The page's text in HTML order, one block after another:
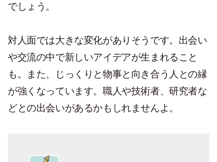
でしょう。
対人面では大きな変化がありそうです。出会い
や交流の中で新しいアイデアが生まれること
も。また、じっくりと物事と向き合う人との縁
が強くなっています。職人や技術者、研究者な
どとの出会いがあるかもしれませんよ。